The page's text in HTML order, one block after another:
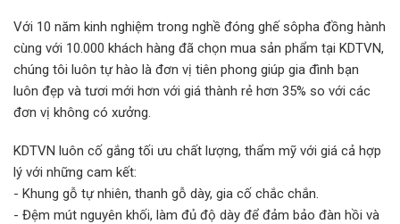
Với 10 năm kinh nghiệm trong nghề đóng ghế sôpha đồng hành
cùng với 10.000 khách hàng đã chọn mua sản phẩm tại KDTVN,
chúng tôi luôn tự hào là đơn vị tiên phong giúp gia đình bạn
luôn đẹp và tươi mới hơn với giá thành rẻ hơn 35% so với các
đơn vị không có xưởng.
KDTVN luôn cố gắng tối ưu chất lượng, thẩm mỹ với giá cả hợp
lý với những cam kết:
- Khung gỗ tự nhiên, thanh gỗ dày, gia cố chắc chắn.
- Đệm mút nguyên khối, làm đủ độ dày để đảm bảo đàn hồi và